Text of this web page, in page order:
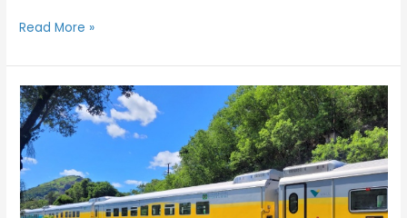
Read More »
Contrato
da
E.F.
Vitória-
Minas
será
debatido